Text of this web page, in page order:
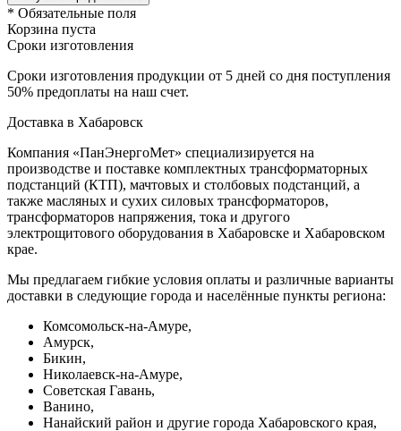
* Обязательные поля
Корзина пуста
Сроки изготовления
Сроки изготовления продукции от 5 дней со дня поступления
50% предоплаты на наш счет.
Доставка в Хабаровск
Компания «ПанЭнергоМет» специализируется на
производстве и поставке комплектных трансформаторных
подстанций (КТП), мачтовых и столбовых подстанций, а
также масляных и сухих силовых трансформаторов,
трансформаторов напряжения, тока и другого
электрощитового оборудования в Хабаровске и Хабаровском
крае.
Мы предлагаем гибкие условия оплаты и различные варианты
доставки в следующие города и населённые пункты региона:
Комсомольск-на-Амуре,
Амурск,
Бикин,
Николаевск-на-Амуре,
Советская Гавань,
Ванино,
Нанайский район и другие города Хабаровского края,